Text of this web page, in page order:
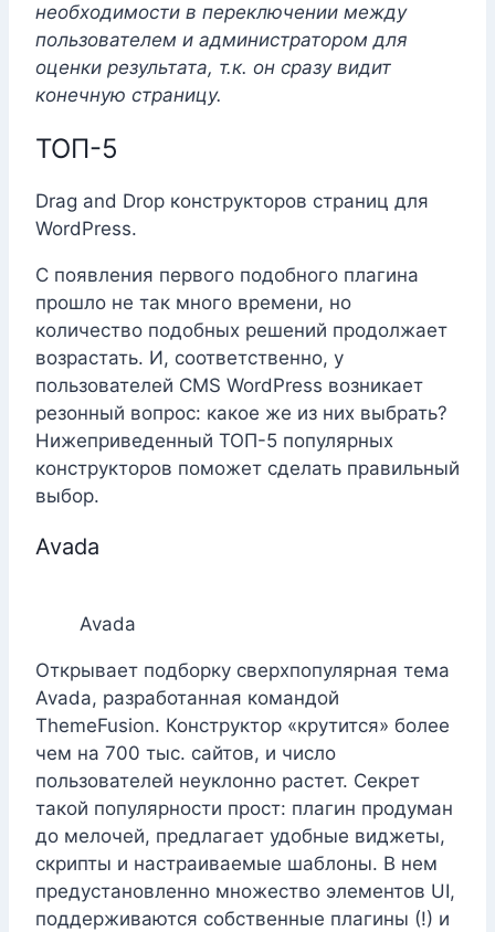
необходимости в переключении между
пользователем и администратором для
оценки результата, т.к. он сразу видит
конечную страницу.
ТОП-5
Drag and Drop конструкторов страниц для
WordPress.
С появления первого подобного плагина
прошло не так много времени, но
количество подобных решений продолжает
возрастать. И, соответственно, у
пользователей CMS WordPress возникает
резонный вопрос: какое же из них выбрать?
Нижеприведенный ТОП-5 популярных
конструкторов поможет сделать правильный
выбор.
Avada
Avada
Открывает подборку сверхпопулярная тема
Avada, разработанная командой
ThemeFusion. Конструктор «крутится» более
чем на 700 тыс. сайтов, и число
пользователей неуклонно растет. Секрет
такой популярности прост: плагин продуман
до мелочей, предлагает удобные виджеты,
скрипты и настраиваемые шаблоны. В нем
предустановленно множество элементов UI,
поддерживаются собственные плагины (!) и